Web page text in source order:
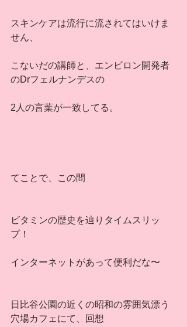
スキンケアは流行に流されてはいけま
せん、
こないだの講師と、エンビロン開発者
のDrフェルナンデスの
2人の言葉が一致してる。
てことで、この間
ビタミンの歴史を辿りタイムスリッ
プ！
インターネットがあって便利だな〜
日比谷公園の近くの昭和の雰囲気漂う
穴場カフェにて、回想